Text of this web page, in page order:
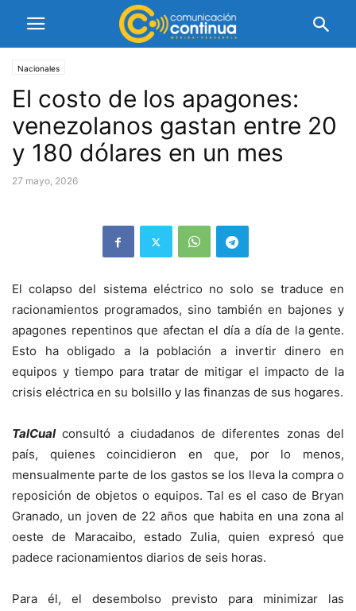
Nacionales
El costo de los apagones:
venezolanos gastan entre 20
y 180 dólares en un mes
27 mayo, 2026
El colapso del sistema eléctrico no solo se traduce en
racionamientos programados, sino también en bajones y
apagones repentinos que afectan el día a día de la gente.
Esto ha obligado a la población a invertir dinero en
equipos y tiempo para tratar de mitigar el impacto de la
crisis eléctrica en su bolsillo y las finanzas de sus hogares.
TalCualconsultó a ciudadanos de diferentes zonas del
país, quienes coincidieron en que, por lo menos,
mensualmente parte de los gastos se los lleva la compra o
reposición de objetos o equipos. Tal es el caso de Bryan
Granado, un joven de 22 años que habita en una zona al
oeste de Maracaibo, estado Zulia, quien expresó que
padece racionamientos diarios de seis horas.
Para él, el desembolso previsto para minimizar las